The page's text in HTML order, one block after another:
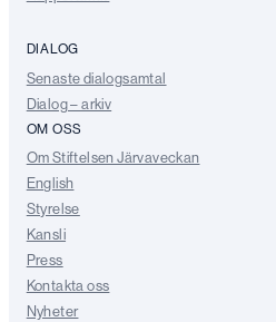
DIALOG
Senaste dialogsamtal
Dialog – arkiv
OM OSS
Om Stiftelsen Järvaveckan
English
Styrelse
Kansli
Press
Kontakta oss
Nyheter